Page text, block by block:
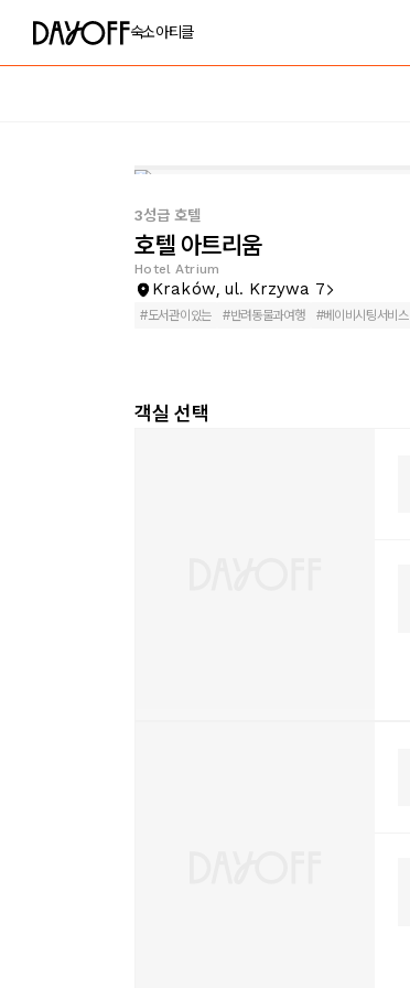
숙소아티클
3성급 호텔
호텔 아트리움
Hotel Atrium
Kraków, ul. Krzywa 7
#도서관이있는 #반려동물과여행 #베이비시팅서비스
객실 선택